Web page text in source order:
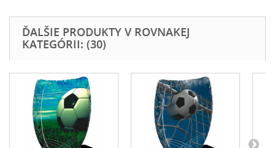
ĎALŠIE PRODUKTY V ROVNAKEJ
KATEGÓRII: (30)